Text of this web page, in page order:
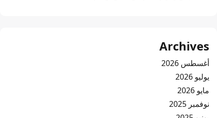
Archives
أغسطس 2026
يوليو 2026
مايو 2026
نوفمبر 2025